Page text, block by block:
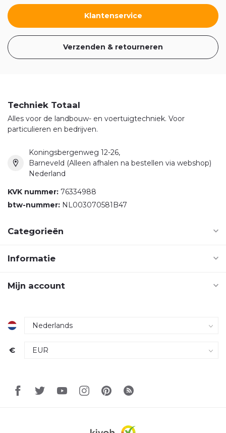
Klantenservice
Verzenden & retourneren
Techniek Totaal
Alles voor de landbouw- en voertuigtechniek. Voor
particulieren en bedrijven.
Koningsbergenweg 12-26,
Barneveld (Alleen afhalen na bestellen via webshop)
Nederland
KVK nummer: 76334988
btw-nummer: NL003070581B47
Categorieën
Informatie
Mijn account
€